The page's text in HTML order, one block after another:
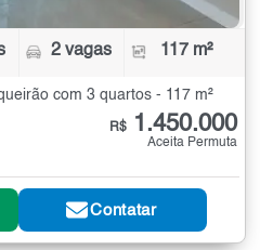
2 vagas 117 m²
com 3 quartos - 117 m²
R$ 1.450.000
Aceita Permuta
Contatar